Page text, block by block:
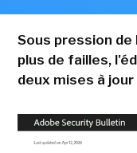
Sous pression
plus de failles,
deux mises à